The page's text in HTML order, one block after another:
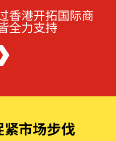
香港开拓国际商
全力支持
市场步伐